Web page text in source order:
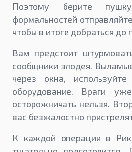
Поэтому берите
формальностей
чтобы в итоге добраться до
Вам предстоит
сообщники злодея.
через окна, используйте
оборудование. Враги
осторожничать нельзя.
вас безжалостно
К каждой операции в